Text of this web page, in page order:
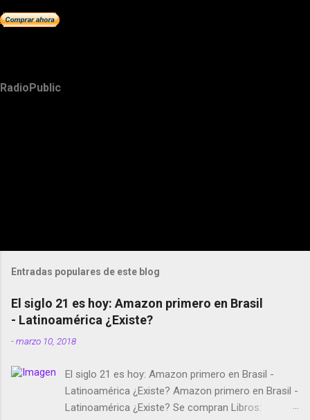
RadioPublic
Entradas populares de este blog
El siglo 21 es hoy: Amazon primero en Brasil
- Latinoamérica ¿Existe?
-marzo 10, 2018
El siglo 21 es hoy: Amazon primero en Brasil -
Latinoamérica ¿Existe? Amazon primero en Brasil -
Latinoamérica ¿Existe? Se compran Libros: